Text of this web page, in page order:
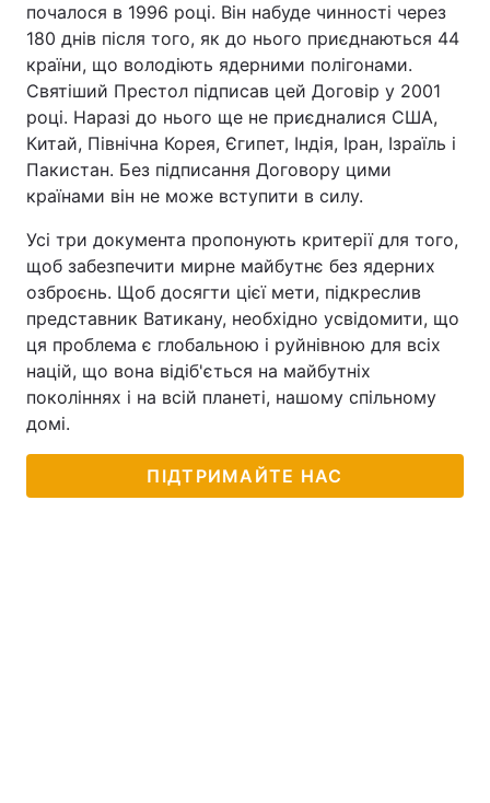
почалося в 1996 році. Він набуде чинності через
180 днів після того, як до нього приєднаються 44
країни, що володіють ядерними полігонами.
Святіший Престол підписав цей Договір у 2001
році. Наразі до нього ще не приєдналися США,
Китай, Північна Корея, Єгипет, Індія, Іран, Ізраїль і
Пакистан. Без підписання Договору цими
країнами він не може вступити в силу.
Усі три документа пропонують критерії для того,
щоб забезпечити мирне майбутнє без ядерних
озброєнь. Щоб досягти цієї мети, підкреслив
представник Ватикану, необхідно усвідомити, що
ця проблема є глобальною і руйнівною для всіх
націй, що вона відіб'ється на майбутніх
поколіннях і на всій планеті, нашому спільному
домі.
ПІДТРИМАЙТЕ НАС